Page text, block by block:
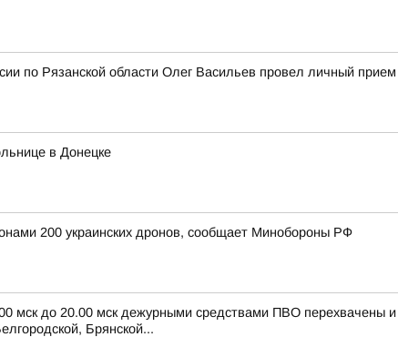
по Рязанской области Олег Васильев провел личный
в Донецке
200 украинских дронов, сообщает Минобороны РФ
мск до 20.00 мск дежурными средствами ПВО перехвачены
Брянской...